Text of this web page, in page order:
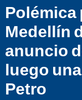
Polémica
Medellín
anuncio
luego
Petro